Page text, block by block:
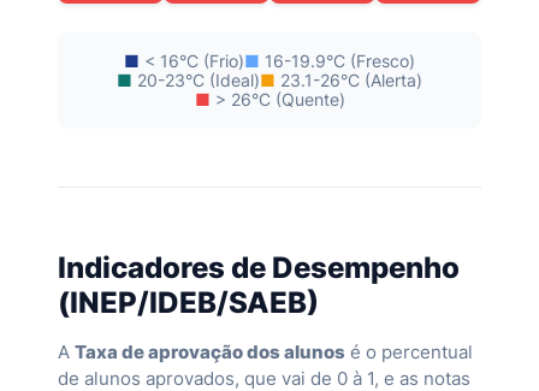
■ < 16°C (Frio)■ 16-19.9°C (Fresco)
■ 20-23°C (Ideal)■ 23.1-26°C (Alerta)
■ > 26°C (Quente)
Indicadores de Desempenho
(INEP/IDEB/SAEB)
A Taxa de aprovação dos alunos é o percentual
de alunos aprovados, que vai de 0 à 1, e as notas